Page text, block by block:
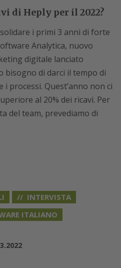
di Heply per il 2022?
i primi 3 anni di forte
Analytica, nuovo
digitale lanciato
bisogno di darci il tempo di
processi. Quest’anno non ci
al 20% dei ricavi. Per
del team, prevediamo di
INTERVISTA
ITALIANO